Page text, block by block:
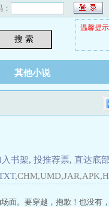
搜 索
温馨提
其他小说
入书架, 投推荐票, 直达底部
面。要穿越，抱歉！也没有